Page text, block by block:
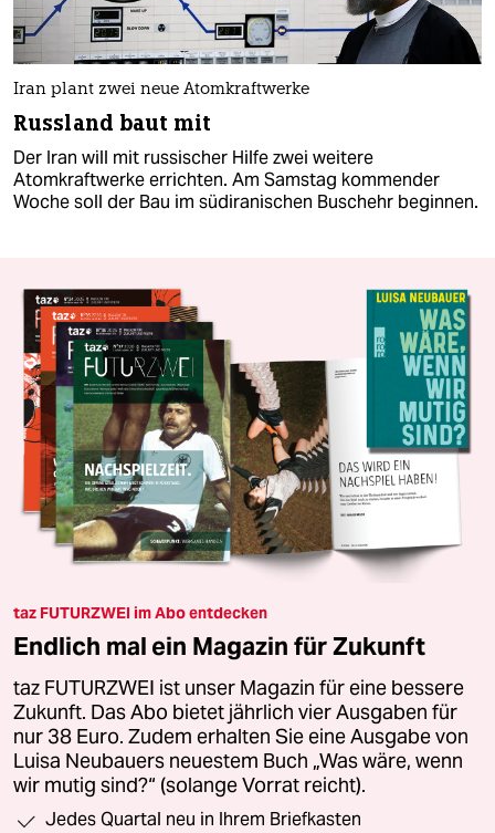
Iran plant zwei neue Atomkraftwerke
Russland baut mit
Der Iran will mit russischer Hilfe zwei weitere
Atomkraftwerke errichten. Am Samstag kommender
Woche soll der Bau im südiranischen Buschehr beginnen.
taz FUTURZWEI im Abo entdecken
Endlich mal ein Magazin für Zukunft
taz FUTURZWEI ist unser Magazin für eine bessere
Zukunft. Das Abo bietet jährlich vier Ausgaben für
nur 38 Euro. Zudem erhalten Sie eine Ausgabe von
Luisa Neubauers neuestem Buch „Was wäre, wenn
wir mutig sind?“ (solange Vorrat reicht).
Jedes Quartal neu in Ihrem Briefkasten